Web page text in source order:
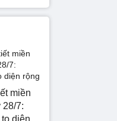
miền
28/7:
diện